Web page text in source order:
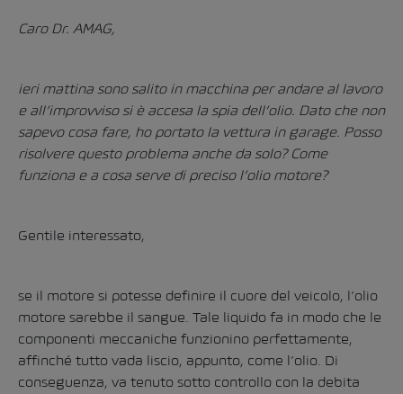
Caro Dr. AMAG,
ieri mattina sono salito in macchina per andare al lavoro
e all’improvviso si è accesa la spia dell’olio. Dato che non
sapevo cosa fare, ho portato la vettura in garage. Posso
risolvere questo problema anche da solo? Come
funziona e a cosa serve di preciso l’olio motore?
Gentile interessato,
se il motore si potesse definire il cuore del veicolo, l’olio
motore sarebbe il sangue. Tale liquido fa in modo che le
componenti meccaniche funzionino perfettamente,
affinché tutto vada liscio, appunto, come l’olio. Di
conseguenza, va tenuto sotto controllo con la debita